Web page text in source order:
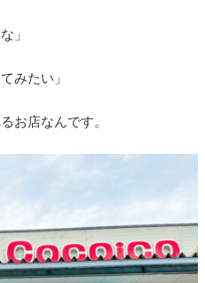
」
みたい」
お店なんです。